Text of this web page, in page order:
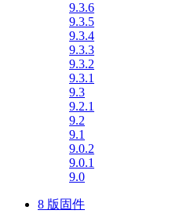
9.3.6
9.3.5
9.3.4
9.3.3
9.3.2
9.3.1
9.3
9.2.1
9.2
9.1
9.0.2
9.0.1
9.0
8 版固件